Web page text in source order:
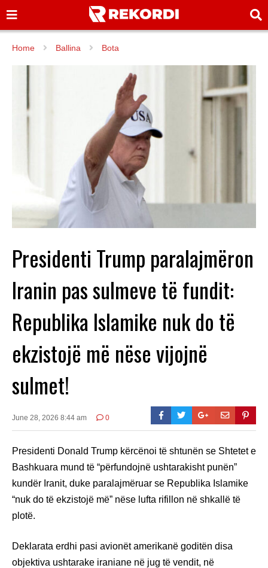
Home Ballina Bota
Presidenti Trump paralajmëron
Iranin pas sulmeve të fundit:
Republika Islamike nuk do të
ekzistojë më nëse vijojnë
sulmet!
June 28, 2026 8:44 am 0
Presidenti Donald Trump kërcënoi të shtunën se Shtetet e
Bashkuara mund të “përfundojnë ushtarakisht punën”
kundër Iranit, duke paralajmëruar se Republika Islamike
“nuk do të ekzistojë më” nëse lufta rifillon në shkallë të
plotë.
Deklarata erdhi pasi avionët amerikanë goditën disa
objektiva ushtarake iraniane në jug të vendit, në